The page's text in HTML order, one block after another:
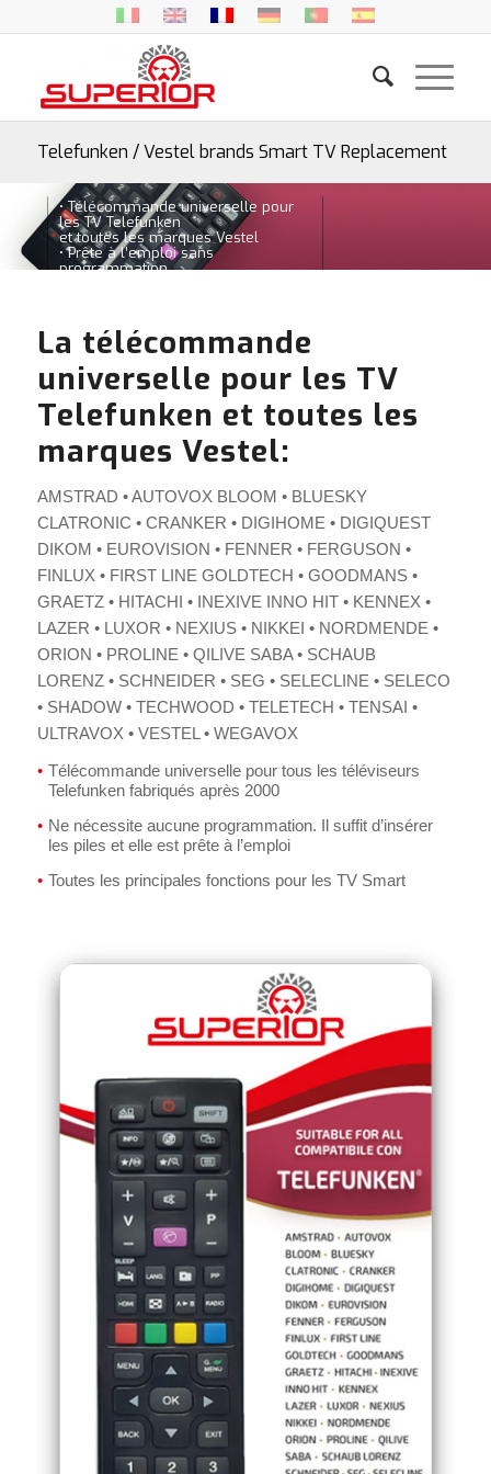
Telefunken / Vestel brands Smart TV Replacement
• Télécommande universelle pour
les TV Telefunken
et toutes les marques Vestel
• Prête à l’emploi sans
programmation
La télécommande
universelle pour les TV
Telefunken et toutes les
marques Vestel:
AMSTRAD • AUTOVOX BLOOM • BLUESKY
CLATRONIC • CRANKER • DIGIHOME • DIGIQUEST
DIKOM • EUROVISION • FENNER • FERGUSON •
FINLUX • FIRST LINE GOLDTECH • GOODMANS •
GRAETZ • HITACHI • INEXIVE INNO HIT • KENNEX •
LAZER • LUXOR • NEXIUS • NIKKEI • NORDMENDE •
ORION • PROLINE • QILIVE SABA • SCHAUB
LORENZ • SCHNEIDER • SEG • SELECLINE • SELECO
• SHADOW • TECHWOOD • TELETECH • TENSAI •
ULTRAVOX • VESTEL • WEGAVOX
Télécommande universelle pour tous les téléviseurs
Telefunken fabriqués après 2000
Ne nécessite aucune programmation. Il suffit d’insérer
les piles et elle est prête à l’emploi
Toutes les principales fonctions pour les TV Smart